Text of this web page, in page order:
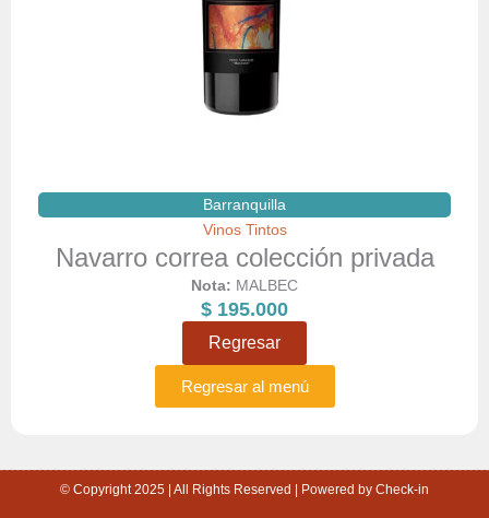
Barranquilla
Vinos Tintos
Navarro correa colección privada
Nota: MALBEC
$ 195.000
Regresar
Regresar al menú
© Copyright 2025 | All Rights Reserved | Powered by Check-in